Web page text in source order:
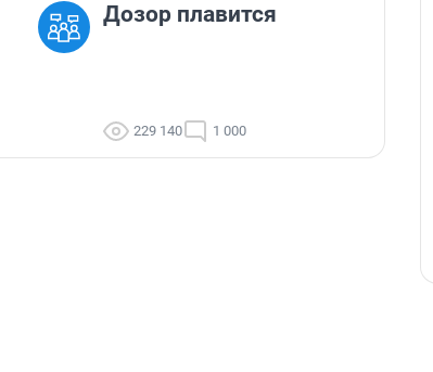
Дозор плавится
229 140 1 000